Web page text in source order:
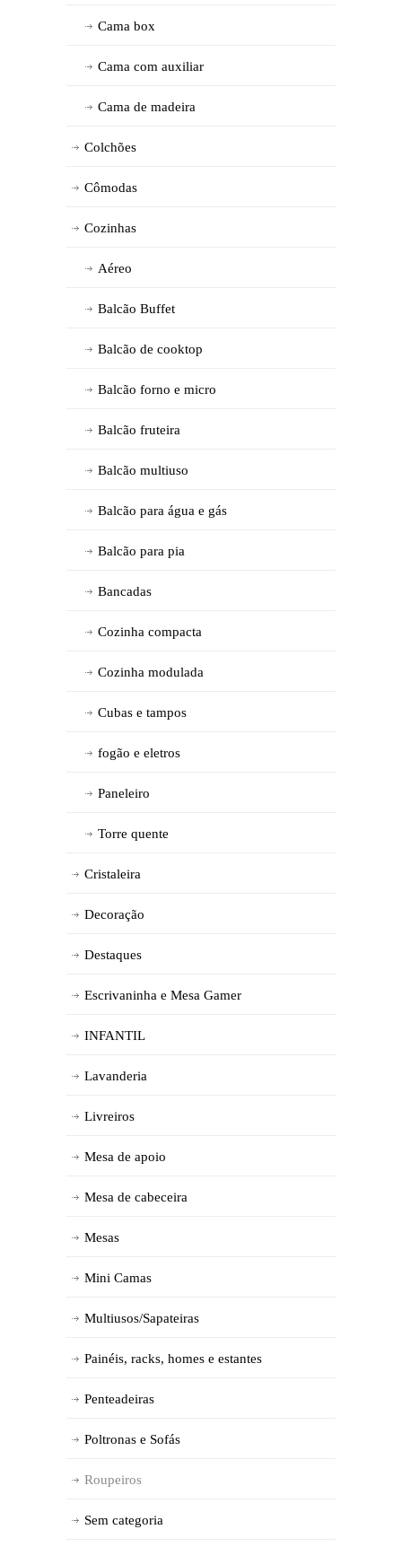
Cama box
Cama com auxiliar
Cama de madeira
Colchões
Cômodas
Cozinhas
Aéreo
Balcão Buffet
Balcão de cooktop
Balcão forno e micro
Balcão fruteira
Balcão multiuso
Balcão para água e gás
Balcão para pia
Bancadas
Cozinha compacta
Cozinha modulada
Cubas e tampos
fogão e eletros
Paneleiro
Torre quente
Cristaleira
Decoração
Destaques
Escrivaninha e Mesa Gamer
INFANTIL
Lavanderia
Livreiros
Mesa de apoio
Mesa de cabeceira
Mesas
Mini Camas
Multiusos/Sapateiras
Painéis, racks, homes e estantes
Penteadeiras
Poltronas e Sofás
Roupeiros
Sem categoria